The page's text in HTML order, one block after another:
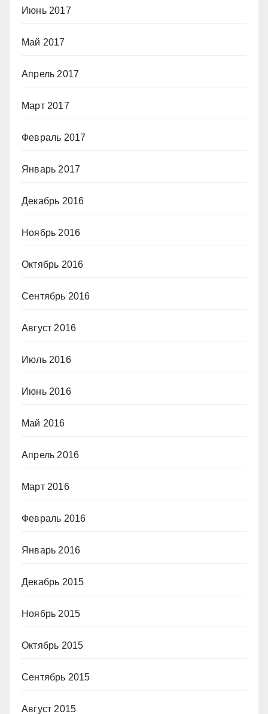
Июнь 2017
Май 2017
Апрель 2017
Март 2017
Февраль 2017
Январь 2017
Декабрь 2016
Ноябрь 2016
Октябрь 2016
Сентябрь 2016
Август 2016
Июль 2016
Июнь 2016
Май 2016
Апрель 2016
Март 2016
Февраль 2016
Январь 2016
Декабрь 2015
Ноябрь 2015
Октябрь 2015
Сентябрь 2015
Август 2015